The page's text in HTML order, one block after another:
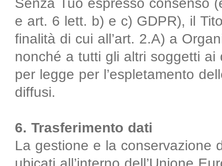
Senza Tuo espresso consenso
e art. 6 lett. b) e c) GDPR), il
finalità di cui all’art. 2.A) a
nonché a tutti gli altri soggetti
per legge per l’espletamento
diffusi.
6. Trasferimento dati
La gestione e la conservazione